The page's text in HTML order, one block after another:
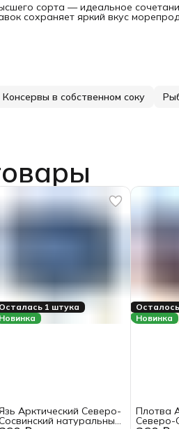
сорта — идеальное
сохраняет яркий вкус
Консервы в собственном соку
Осталась 1 штука
Новинка
Арктический Северо-
натуральный
Новинка
Плотва
Северо-